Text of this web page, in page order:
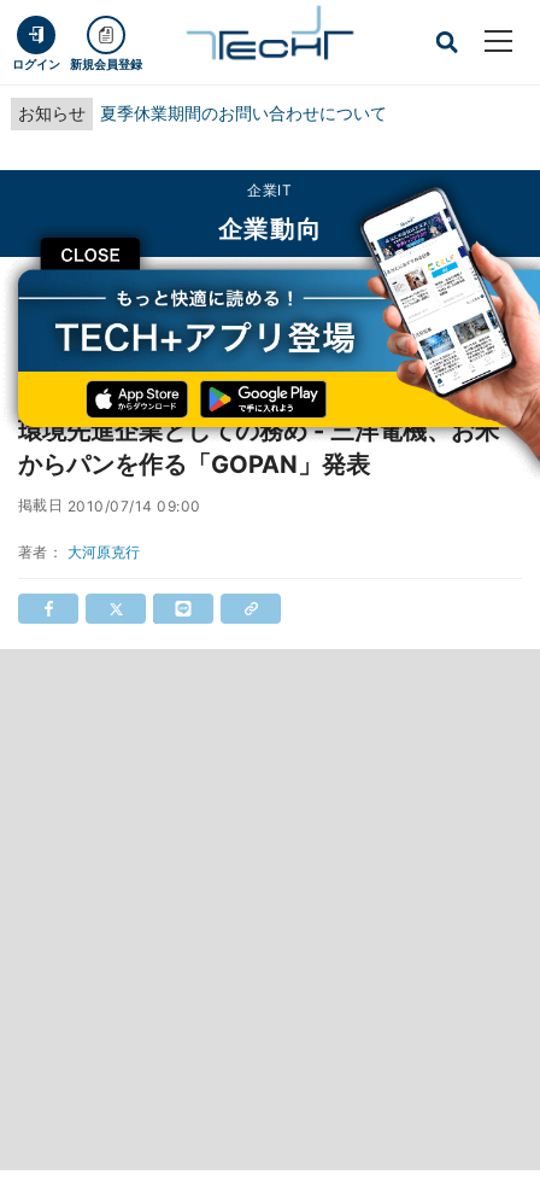
ログイン 新規会員登録
お知らせ 夏季休業期間のお問い合わせについて
CLOSE
企業IT
企業動向
TECH+ 企業IT
企業動向
環境先進企業としての務め - 三洋電機、お米からパンを作る「GOPAN」発表
環境先進企業としての務め - 三洋電機、お米
からパンを作る「GOPAN」発表
掲載日 2010/07/14 09:00
著者： 大河原克行